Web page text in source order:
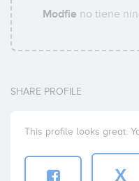
Modfieno tiene
SHARE PROFILE
This profile looks great.
X